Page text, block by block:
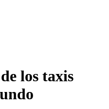
los taxis